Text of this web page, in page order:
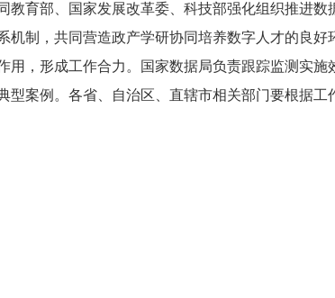
教育部、国家发展改革委、科技部强化组织推进数
机制，共同营造政产学研协同培养数字人才的良
用，形成工作合力。国家数据局负责跟踪监测实
型案例。各省、自治区、直辖市相关部门要根据